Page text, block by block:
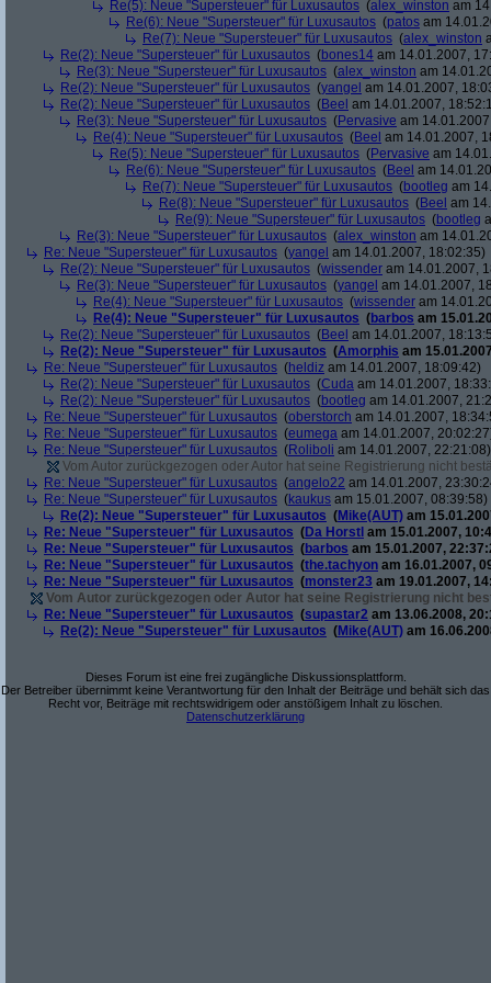
Re(5): Neue "Supersteuer" für Luxusautos (alex_winston am
Re(6): Neue "Supersteuer" für Luxusautos (patos am
Re(7): Neue "Supersteuer" für Luxusautos (alex_winston
Re(2): Neue "Supersteuer" für Luxusautos (bones14 am 14.01.2007,
Re(3): Neue "Supersteuer" für Luxusautos (alex_winston am
Re(2): Neue "Supersteuer" für Luxusautos (yangel am 14.01.2007,
Re(2): Neue "Supersteuer" für Luxusautos (Beel am 14.01.2007,
Re(3): Neue "Supersteuer" für Luxusautos (Pervasive am
Re(4): Neue "Supersteuer" für Luxusautos (Beel am 14.01.2007,
Re(5): Neue "Supersteuer" für Luxusautos (Pervasive am
Re(6): Neue "Supersteuer" für Luxusautos (Beel am
Re(7): Neue "Supersteuer" für Luxusautos (bootleg am
Re(8): Neue "Supersteuer" für Luxusautos (Beel am
Re(9): Neue "Supersteuer" für Luxusautos (bootleg
Re(3): Neue "Supersteuer" für Luxusautos (alex_winston am
Re: Neue "Supersteuer" für Luxusautos (yangel am 14.01.2007, 18:02:35)
Re(2): Neue "Supersteuer" für Luxusautos (wissender am 14.01.2007,
Re(3): Neue "Supersteuer" für Luxusautos (yangel am 14.01.2007,
Re(4): Neue "Supersteuer" für Luxusautos (wissender am
Re(4): Neue "Supersteuer" für Luxusautos (barbos am
Re(2): Neue "Supersteuer" für Luxusautos (Beel am 14.01.2007,
Re(2): Neue "Supersteuer" für Luxusautos (Amorphis am
Re: Neue "Supersteuer" für Luxusautos (heldiz am 14.01.2007, 18:09:42)
Re(2): Neue "Supersteuer" für Luxusautos (Cuda am 14.01.2007,
Re(2): Neue "Supersteuer" für Luxusautos (bootleg am 14.01.2007,
Re: Neue "Supersteuer" für Luxusautos (oberstorch am 14.01.2007,
Re: Neue "Supersteuer" für Luxusautos (eumega am 14.01.2007,
Re: Neue "Supersteuer" für Luxusautos (Roliboli am 14.01.2007, 22:21:08)
Vom Autor zurückgezogen oder Autor hat seine Registrierung nicht
Re: Neue "Supersteuer" für Luxusautos (angelo22 am 14.01.2007,
Re: Neue "Supersteuer" für Luxusautos (kaukus am 15.01.2007, 08:39:58)
Re(2): Neue "Supersteuer" für Luxusautos (Mike(AUT) am
Re: Neue "Supersteuer" für Luxusautos (Da Horstl am 15.01.2007,
Re: Neue "Supersteuer" für Luxusautos (barbos am 15.01.2007,
Re: Neue "Supersteuer" für Luxusautos (the.tachyon am 16.01.2007,
Re: Neue "Supersteuer" für Luxusautos (monster23 am 19.01.2007,
Vom Autor zurückgezogen oder Autor hat seine Registrierung nicht
Re: Neue "Supersteuer" für Luxusautos (supastar2 am 13.06.2008,
Re(2): Neue "Supersteuer" für Luxusautos (Mike(AUT) am
Dieses Forum ist eine frei zugängliche Diskussionsplattform.
Der Betreiber übernimmt keine Verantwortung für den Inhalt der Beiträge und behält sich das
Recht vor, Beiträge mit rechtswidrigem oder anstößigem Inhalt zu löschen.
Datenschutzerklärung